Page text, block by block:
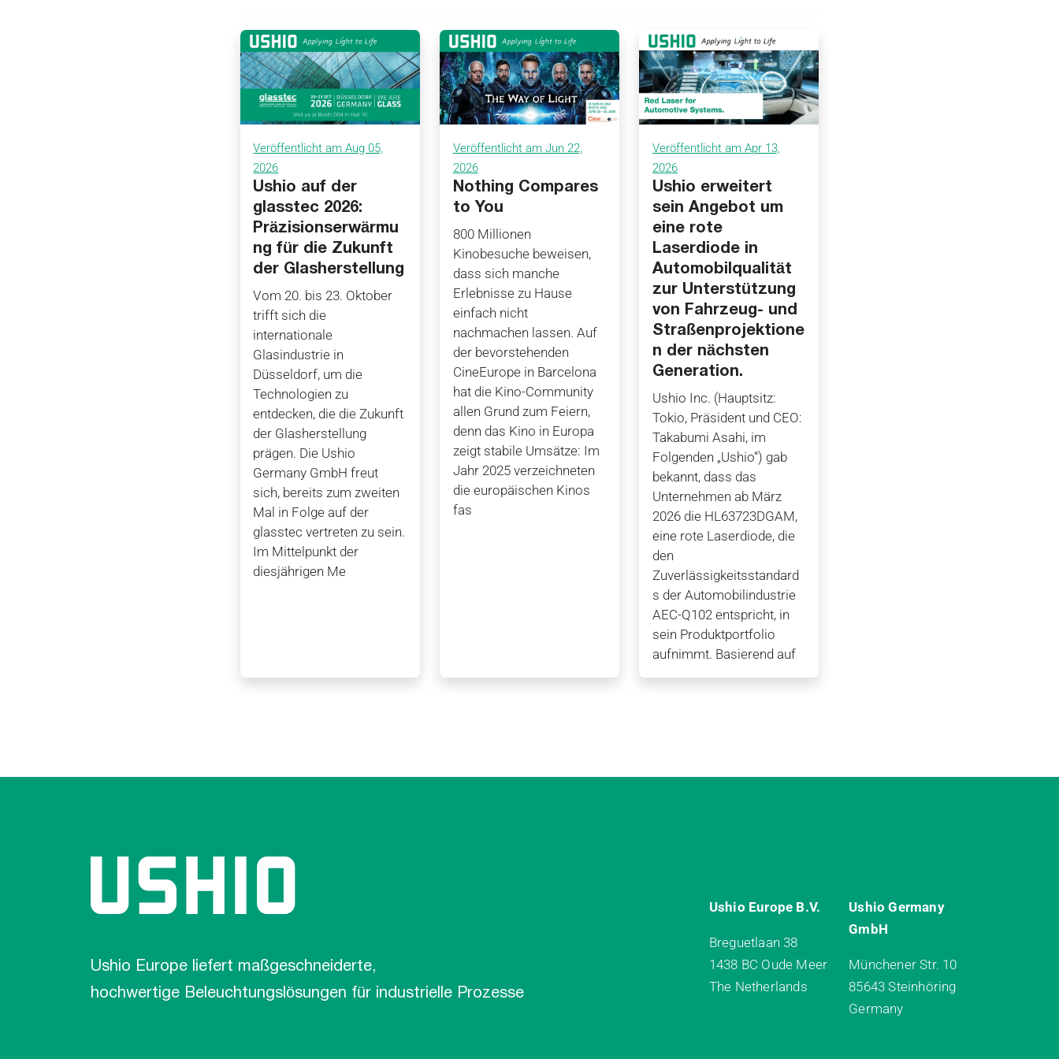
Veröffentlicht am Aug 05,
2026
Ushio auf der
glasstec 2026:
Präzisionserwärmu
ng für die Zukunft
der Glasherstellung
Vom 20. bis 23. Oktober
trifft sich die
internationale
Glasindustrie in
Düsseldorf, um die
Technologien zu
entdecken, die die Zukunft
der Glasherstellung
prägen. Die Ushio
Germany GmbH freut
sich, bereits zum zweiten
Mal in Folge auf der
glasstec vertreten zu sein.
Im Mittelpunkt der
diesjährigen Me
Veröffentlicht am Jun 22,
2026
Nothing Compares
to You
800 Millionen
Kinobesuche beweisen,
dass sich manche
Erlebnisse zu Hause
einfach nicht
nachmachen lassen. Auf
der bevorstehenden
CineEurope in Barcelona
hat die Kino-Community
allen Grund zum Feiern,
denn das Kino in Europa
zeigt stabile Umsätze: Im
Jahr 2025 verzeichneten
die europäischen Kinos
fas
Veröffentlicht am Apr 13,
2026
Ushio erweitert
sein Angebot um
eine rote
Laserdiode in
Automobilqualität
zur Unterstützung
von Fahrzeug- und
Straßenprojektione
n der nächsten
Generation.
Ushio Inc. (Hauptsitz:
Tokio, Präsident und CEO:
Takabumi Asahi, im
Folgenden „Ushio“) gab
bekannt, dass das
Unternehmen ab März
2026 die HL63723DGAM,
eine rote Laserdiode, die
den
Zuverlässigkeitsstandard
s der Automobilindustrie
AEC-Q102 entspricht, in
sein Produktportfolio
aufnimmt. Basierend auf
Ushio Europe liefert maßgeschneiderte,
hochwertige Beleuchtungslösungen für industrielle Prozesse
Ushio Europe B.V.
Breguetlaan 38
1438 BC Oude Meer
The Netherlands
Ushio Germany
GmbH
Münchener Str. 10
85643 Steinhöring
Germany